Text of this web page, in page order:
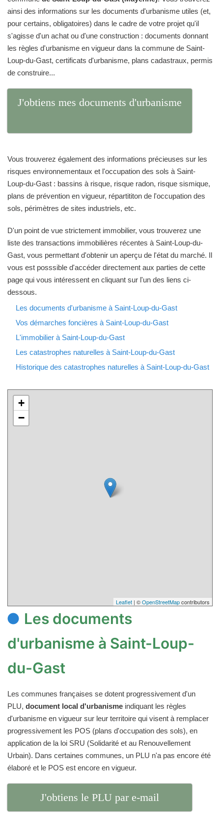
ainsi des informations sur les documents d'urbanisme utiles (et,
pour certains, obligatoires) dans le cadre de votre projet qu'il
s'agisse d'un achat ou d'une construction : documents donnant
les règles d'urbanisme en vigueur dans la commune de Saint-
Loup-du-Gast, certificats d'urbanisme, plans cadastraux, permis
de construire...
J'obtiens mes documents d'urbanisme
Vous trouverez également des informations précieuses sur les
risques environnementaux et l'occupation des sols à Saint-
Loup-du-Gast : bassins à risque, risque radon, risque sismique,
plans de prévention en vigueur, répartititon de l'occupation des
sols, périmètres de sites industriels, etc.
D'un point de vue strictement immobilier, vous trouverez une
liste des transactions immobilières récentes à Saint-Loup-du-
Gast, vous permettant d'obtenir un aperçu de l'état du marché. Il
vous est posssible d'accéder directement aux parties de cette
page qui vous intéressent en cliquant sur l'un des liens ci-
dessous.
Les documents d'urbanisme à Saint-Loup-du-Gast
Vos démarches foncières à Saint-Loup-du-Gast
L'immobilier à Saint-Loup-du-Gast
Les catastrophes naturelles à Saint-Loup-du-Gast
Historique des catastrophes naturelles à Saint-Loup-du-Gast
+
−
Leaflet | ©OpenStreetMapcontributors
Les documents
d'urbanisme à Saint-Loup-
du-Gast
Les communes françaises se dotent progressivement d'un
PLU, document local d'urbanisme indiquant les règles
d'urbanisme en vigueur sur leur territoire qui visent à remplacer
progressivement les POS (plans d'occupation des sols), en
application de la loi SRU (Solidarité et au Renouvellement
Urbain). Dans certaines communes, un PLU n'a pas encore été
élaboré et le POS est encore en vigueur.
J'obtiens le PLU par e-mail